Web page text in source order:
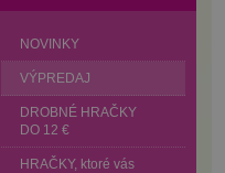
NOVINKY
VÝPREDAJ
DROBNÉ HRAČKY
DO 12 €
HRAČKY, ktoré vás